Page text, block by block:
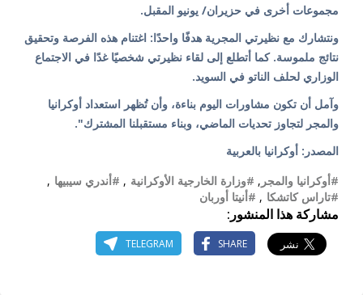
مجموعات أخرى في حزيران/ يونيو المقبل.
ونتشارك مع نظيرتي المجرية هدفًا واحدًا: اغتنام هذه الفرصة وتحقيق
نتائج ملموسة. كما أتطلع إلى لقاء نظيرتي شخصيًا غدًا في الاجتماع
الوزاري لحلف الناتو في السويد.
وآمل أن تكون مشاورات اليوم بناءة، وأن تُظهر استعداد أوكرانيا
والمجر لتجاوز تحديات الماضي، وبناء مستقبلنا المشترك".
المصدر: أوكرانيا بالعربية
#أوكرانيا والمجر , #وزارة الخارجية الأوكرانية , #أندري سيبيها ,
#تاراس كاتشكا , #أنيتا أوربان
مشاركة هذا المنشور:
SHARE
TELEGRAM